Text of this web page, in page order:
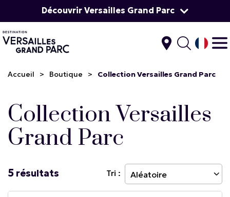
Découvrir Versailles Grand Parc
Accueil > Boutique > Collection Versailles Grand Parc
Collection Versailles
Grand Parc
5 résultats Tri :